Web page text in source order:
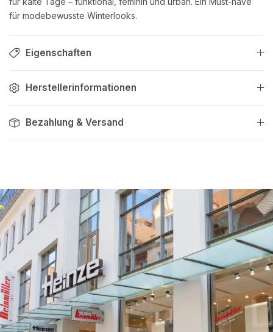
für modebewusste Winterlooks.
Eigenschaften
Herstellerinformationen
Bezahlung & Versand